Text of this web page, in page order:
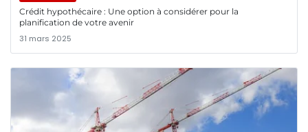
Crédit hypothécaire : Une option à considérer pour la
planification de votre avenir
31 mars 2025